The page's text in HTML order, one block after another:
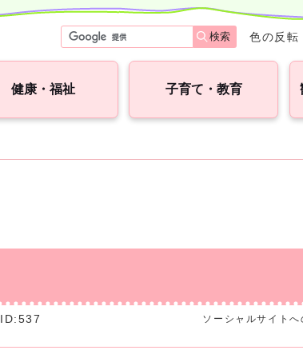
検索 色の反転
健康・福祉 子育て・教育
ID:537 ソーシャルサイト